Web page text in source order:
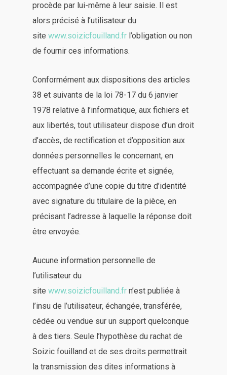
procède par lui-même à leur saisie. Il est
alors précisé à l’utilisateur du
site www.soizicfouilland.fr l’obligation ou non
de fournir ces informations.
Conformément aux dispositions des articles
38 et suivants de la loi 78-17 du 6 janvier
1978 relative à l’informatique, aux fichiers et
aux libertés, tout utilisateur dispose d’un droit
d’accès, de rectification et d’opposition aux
données personnelles le concernant, en
effectuant sa demande écrite et signée,
accompagnée d’une copie du titre d’identité
avec signature du titulaire de la pièce, en
précisant l’adresse à laquelle la réponse doit
être envoyée.
Aucune information personnelle de
l’utilisateur du
site www.soizicfouilland.fr n’est publiée à
l’insu de l’utilisateur, échangée, transférée,
cédée ou vendue sur un support quelconque
à des tiers. Seule l’hypothèse du rachat de
Soizic fouilland et de ses droits permettrait
la transmission des dites informations à